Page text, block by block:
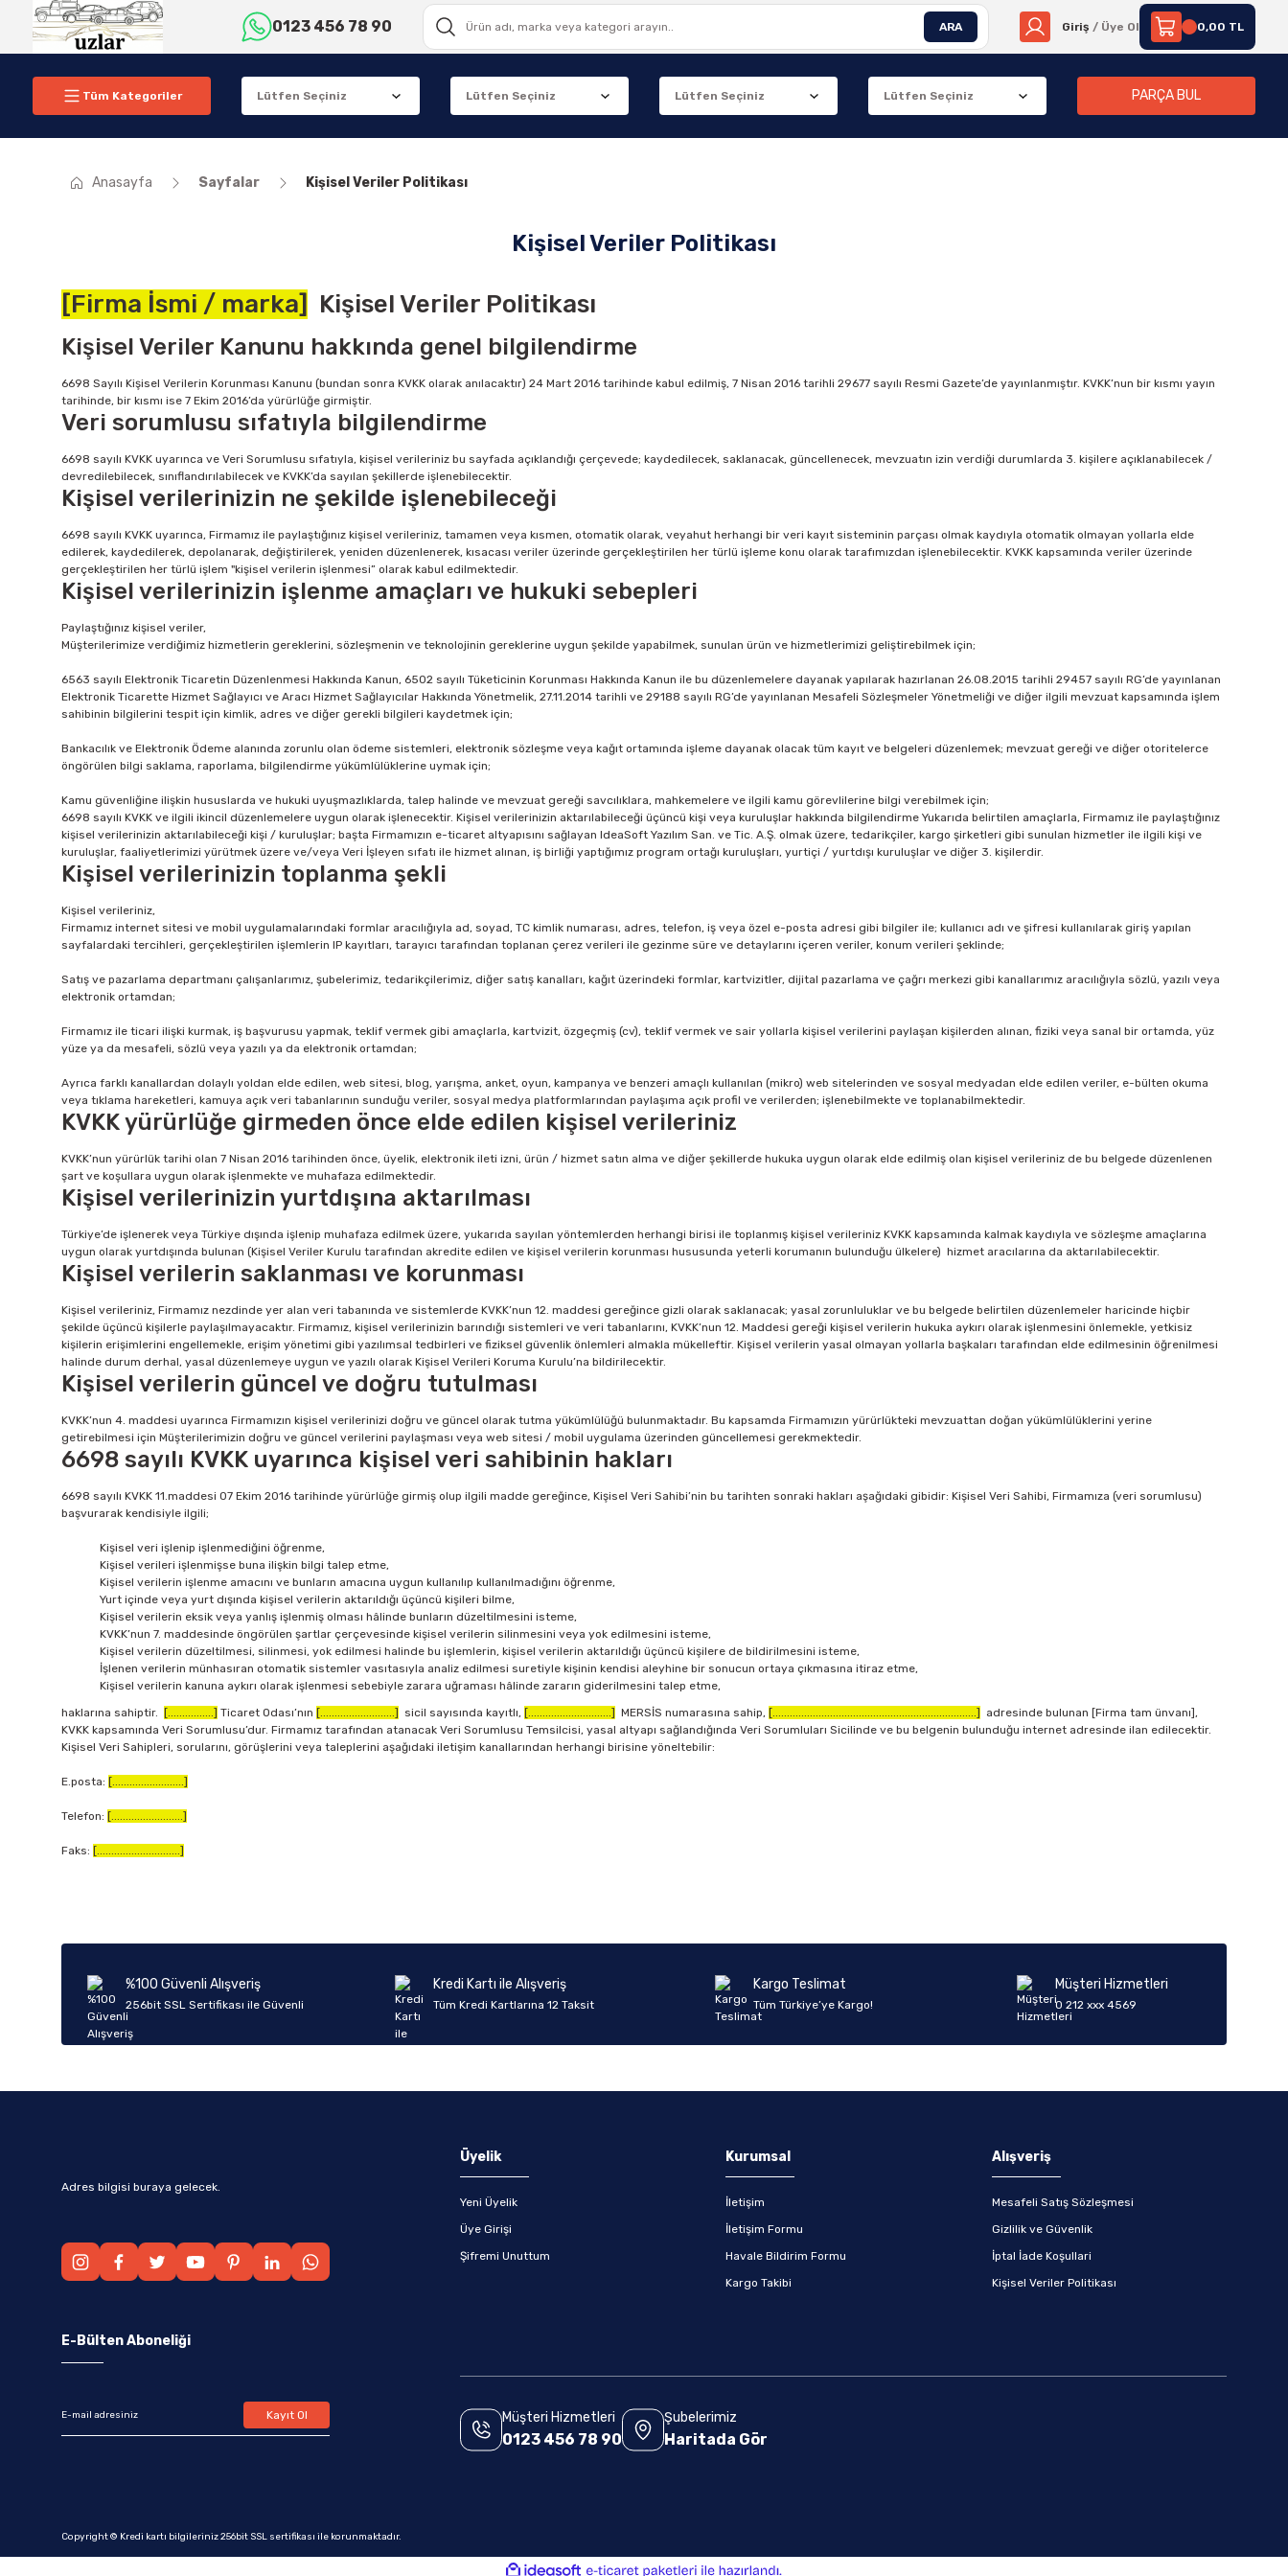
0123 456 78 90 ARA Giriş / Üye Ol 0,00 TL
Tüm Kategoriler PARÇA BUL
Anasayfa Sayfalar Kişisel Veriler Politikası
Kişisel Veriler Politikası
[Firma İsmi / marka] Kişisel Veriler Politikası
Kişisel Veriler Kanunu hakkında genel bilgilendirme
6698 Sayılı Kişisel Verilerin Korunması Kanunu (bundan sonra KVKK olarak anılacaktır) 24 Mart 2016 tarihinde kabul edilmiş, 7 Nisan 2016 tarihli 29677 sayılı Resmi Gazete’de yayınlanmıştır. KVKK’nun bir kısmı yayın
tarihinde, bir kısmı ise 7 Ekim 2016’da yürürlüğe girmiştir.
Veri sorumlusu sıfatıyla bilgilendirme
6698 sayılı KVKK uyarınca ve Veri Sorumlusu sıfatıyla, kişisel verileriniz bu sayfada açıklandığı çerçevede; kaydedilecek, saklanacak, güncellenecek, mevzuatın izin verdiği durumlarda 3. kişilere açıklanabilecek /
devredilebilecek, sınıflandırılabilecek ve KVKK’da sayılan şekillerde işlenebilecektir.
Kişisel verilerinizin ne şekilde işlenebileceği
6698 sayılı KVKK uyarınca, Firmamız ile paylaştığınız kişisel verileriniz, tamamen veya kısmen, otomatik olarak, veyahut herhangi bir veri kayıt sisteminin parçası olmak kaydıyla otomatik olmayan yollarla elde
edilerek, kaydedilerek, depolanarak, değiştirilerek, yeniden düzenlenerek, kısacası veriler üzerinde gerçekleştirilen her türlü işleme konu olarak tarafımızdan işlenebilecektir. KVKK kapsamında veriler üzerinde
gerçekleştirilen her türlü işlem "kişisel verilerin işlenmesi” olarak kabul edilmektedir.
Kişisel verilerinizin işlenme amaçları ve hukuki sebepleri
Paylaştığınız kişisel veriler,
Müşterilerimize verdiğimiz hizmetlerin gereklerini, sözleşmenin ve teknolojinin gereklerine uygun şekilde yapabilmek, sunulan ürün ve hizmetlerimizi geliştirebilmek için;
6563 sayılı Elektronik Ticaretin Düzenlenmesi Hakkında Kanun, 6502 sayılı Tüketicinin Korunması Hakkında Kanun ile bu düzenlemelere dayanak yapılarak hazırlanan 26.08.2015 tarihli 29457 sayılı RG’de yayınlanan
Elektronik Ticarette Hizmet Sağlayıcı ve Aracı Hizmet Sağlayıcılar Hakkında Yönetmelik, 27.11.2014 tarihli ve 29188 sayılı RG’de yayınlanan Mesafeli Sözleşmeler Yönetmeliği ve diğer ilgili mevzuat kapsamında işlem
sahibinin bilgilerini tespit için kimlik, adres ve diğer gerekli bilgileri kaydetmek için;
Bankacılık ve Elektronik Ödeme alanında zorunlu olan ödeme sistemleri, elektronik sözleşme veya kağıt ortamında işleme dayanak olacak tüm kayıt ve belgeleri düzenlemek; mevzuat gereği ve diğer otoritelerce
öngörülen bilgi saklama, raporlama, bilgilendirme yükümlülüklerine uymak için;
Kamu güvenliğine ilişkin hususlarda ve hukuki uyuşmazlıklarda, talep halinde ve mevzuat gereği savcılıklara, mahkemelere ve ilgili kamu görevlilerine bilgi verebilmek için;
6698 sayılı KVKK ve ilgili ikincil düzenlemelere uygun olarak işlenecektir. Kişisel verilerinizin aktarılabileceği üçüncü kişi veya kuruluşlar hakkında bilgilendirme Yukarıda belirtilen amaçlarla, Firmamız ile paylaştığınız
kişisel verilerinizin aktarılabileceği kişi / kuruluşlar; başta Firmamızın e-ticaret altyapısını sağlayan IdeaSoft Yazılım San. ve Tic. A.Ş. olmak üzere, tedarikçiler, kargo şirketleri gibi sunulan hizmetler ile ilgili kişi ve
kuruluşlar, faaliyetlerimizi yürütmek üzere ve/veya Veri İşleyen sıfatı ile hizmet alınan, iş birliği yaptığımız program ortağı kuruluşları, yurtiçi / yurtdışı kuruluşlar ve diğer 3. kişilerdir.
Kişisel verilerinizin toplanma şekli
Kişisel verileriniz,
Firmamız internet sitesi ve mobil uygulamalarındaki formlar aracılığıyla ad, soyad, TC kimlik numarası, adres, telefon, iş veya özel e-posta adresi gibi bilgiler ile; kullanıcı adı ve şifresi kullanılarak giriş yapılan
sayfalardaki tercihleri, gerçekleştirilen işlemlerin IP kayıtları, tarayıcı tarafından toplanan çerez verileri ile gezinme süre ve detaylarını içeren veriler, konum verileri şeklinde;
Satış ve pazarlama departmanı çalışanlarımız, şubelerimiz, tedarikçilerimiz, diğer satış kanalları, kağıt üzerindeki formlar, kartvizitler, dijital pazarlama ve çağrı merkezi gibi kanallarımız aracılığıyla sözlü, yazılı veya
elektronik ortamdan;
Firmamız ile ticari ilişki kurmak, iş başvurusu yapmak, teklif vermek gibi amaçlarla, kartvizit, özgeçmiş (cv), teklif vermek ve sair yollarla kişisel verilerini paylaşan kişilerden alınan, fiziki veya sanal bir ortamda, yüz
yüze ya da mesafeli, sözlü veya yazılı ya da elektronik ortamdan;
Ayrıca farklı kanallardan dolaylı yoldan elde edilen, web sitesi, blog, yarışma, anket, oyun, kampanya ve benzeri amaçlı kullanılan (mikro) web sitelerinden ve sosyal medyadan elde edilen veriler, e-bülten okuma
veya tıklama hareketleri, kamuya açık veri tabanlarının sunduğu veriler, sosyal medya platformlarından paylaşıma açık profil ve verilerden; işlenebilmekte ve toplanabilmektedir.
KVKK yürürlüğe girmeden önce elde edilen kişisel verileriniz
KVKK’nun yürürlük tarihi olan 7 Nisan 2016 tarihinden önce, üyelik, elektronik ileti izni, ürün / hizmet satın alma ve diğer şekillerde hukuka uygun olarak elde edilmiş olan kişisel verileriniz de bu belgede düzenlenen
şart ve koşullara uygun olarak işlenmekte ve muhafaza edilmektedir.
Kişisel verilerinizin yurtdışına aktarılması
Türkiye’de işlenerek veya Türkiye dışında işlenip muhafaza edilmek üzere, yukarıda sayılan yöntemlerden herhangi birisi ile toplanmış kişisel verileriniz KVKK kapsamında kalmak kaydıyla ve sözleşme amaçlarına
uygun olarak yurtdışında bulunan (Kişisel Veriler Kurulu tarafından akredite edilen ve kişisel verilerin korunması hususunda yeterli korumanın bulunduğu ülkelere) hizmet aracılarına da aktarılabilecektir.
Kişisel verilerin saklanması ve korunması
Kişisel verileriniz, Firmamız nezdinde yer alan veri tabanında ve sistemlerde KVKK’nun 12. maddesi gereğince gizli olarak saklanacak; yasal zorunluluklar ve bu belgede belirtilen düzenlemeler haricinde hiçbir
şekilde üçüncü kişilerle paylaşılmayacaktır. Firmamız, kişisel verilerinizin barındığı sistemleri ve veri tabanlarını, KVKK’nun 12. Maddesi gereği kişisel verilerin hukuka aykırı olarak işlenmesini önlemekle, yetkisiz
kişilerin erişimlerini engellemekle, erişim yönetimi gibi yazılımsal tedbirleri ve fiziksel güvenlik önlemleri almakla mükelleftir. Kişisel verilerin yasal olmayan yollarla başkaları tarafından elde edilmesinin öğrenilmesi
halinde durum derhal, yasal düzenlemeye uygun ve yazılı olarak Kişisel Verileri Koruma Kurulu’na bildirilecektir.
Kişisel verilerin güncel ve doğru tutulması
KVKK’nun 4. maddesi uyarınca Firmamızın kişisel verilerinizi doğru ve güncel olarak tutma yükümlülüğü bulunmaktadır. Bu kapsamda Firmamızın yürürlükteki mevzuattan doğan yükümlülüklerini yerine
getirebilmesi için Müşterilerimizin doğru ve güncel verilerini paylaşması veya web sitesi / mobil uygulama üzerinden güncellemesi gerekmektedir.
6698 sayılı KVKK uyarınca kişisel veri sahibinin hakları
6698 sayılı KVKK 11.maddesi 07 Ekim 2016 tarihinde yürürlüğe girmiş olup ilgili madde gereğince, Kişisel Veri Sahibi’nin bu tarihten sonraki hakları aşağıdaki gibidir: Kişisel Veri Sahibi, Firmamıza (veri sorumlusu)
başvurarak kendisiyle ilgili;
Kişisel veri işlenip işlenmediğini öğrenme,
Kişisel verileri işlenmişse buna ilişkin bilgi talep etme,
Kişisel verilerin işlenme amacını ve bunların amacına uygun kullanılıp kullanılmadığını öğrenme,
Yurt içinde veya yurt dışında kişisel verilerin aktarıldığı üçüncü kişileri bilme,
Kişisel verilerin eksik veya yanlış işlenmiş olması hâlinde bunların düzeltilmesini isteme,
KVKK’nun 7. maddesinde öngörülen şartlar çerçevesinde kişisel verilerin silinmesini veya yok edilmesini isteme,
Kişisel verilerin düzeltilmesi, silinmesi, yok edilmesi halinde bu işlemlerin, kişisel verilerin aktarıldığı üçüncü kişilere de bildirilmesini isteme,
İşlenen verilerin münhasıran otomatik sistemler vasıtasıyla analiz edilmesi suretiyle kişinin kendisi aleyhine bir sonucun ortaya çıkmasına itiraz etme,
Kişisel verilerin kanuna aykırı olarak işlenmesi sebebiyle zarara uğraması hâlinde zararın giderilmesini talep etme,
haklarına sahiptir.
[................] Ticaret Odası’nın [..........................] sicil sayısında kayıtlı, [.............................] MERSİS numarasına sahip, [.......................................................................]
adresinde bulunan [Firma tam ünvanı],
KVKK kapsamında Veri Sorumlusu’dur. Firmamız tarafından atanacak Veri Sorumlusu Temsilcisi, yasal altyapı sağlandığında Veri Sorumluları Sicilinde ve bu belgenin bulunduğu internet adresinde ilan edilecektir.
Kişisel Veri Sahipleri, sorularını, görüşlerini veya taleplerini aşağıdaki iletişim kanallarından herhangi birisine yöneltebilir:
E.posta: [.........................]
Telefon: [.........................]
Faks: [.............................]
%100 Güvenli Alışveriş
256bit SSL Sertifikası ile Güvenli
Kredi Kartı ile Alışveriş
Tüm Kredi Kartlarına 12 Taksit
Kargo Teslimat
Tüm Türkiye’ye Kargo!
Müşteri Hizmetleri
0 212 xxx 4569
Adres bilgisi buraya gelecek.
Üyelik
Yeni Üyelik
Üye Girişi
Şifremi Unuttum
Kurumsal
İletişim
İletişim Formu
Havale Bildirim Formu
Kargo Takibi
Alışveriş
Mesafeli Satış Sözleşmesi
Gizlilik ve Güvenlik
İptal İade Koşullari
Kişisel Veriler Politikası
E-Bülten Aboneliği
Kayıt Ol Müşteri Hizmetleri
0123 456 78 90
Şubelerimiz
Haritada Gör
Copyright © Kredi kartı bilgileriniz 256bit SSL sertifikası ile korunmaktadır.
ideasoft e-